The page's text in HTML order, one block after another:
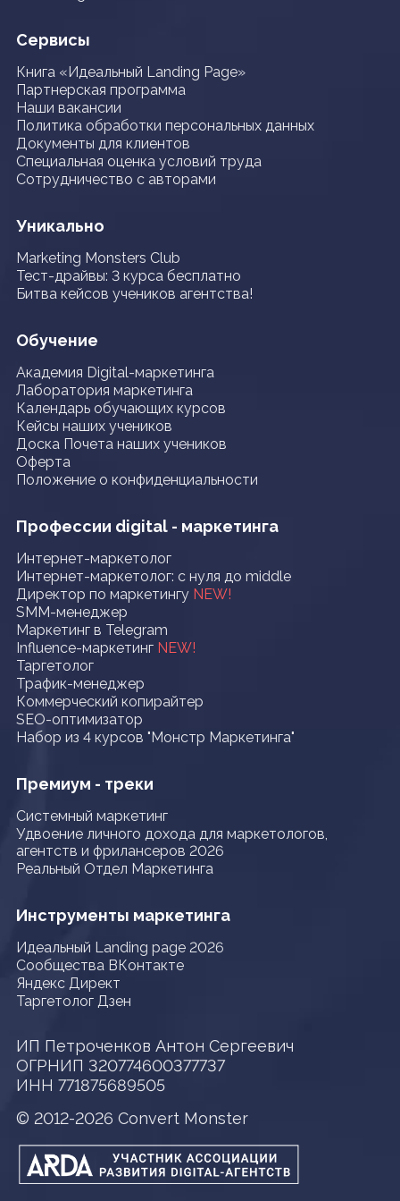
Сервисы
Книга «Идеальный Landing Page»
Партнерская программа
Наши вакансии
Политика обработки персональных данных
Документы для клиентов
Специальная оценка условий труда
Сотрудничество с авторами
Уникально
Marketing Monsters Club
Тест-драйвы: 3 курса бесплатно
Битва кейсов учеников агентства!
Обучение
Академия Digital-маркетинга
Лаборатория маркетинга
Календарь обучающих курсов
Кейсы наших учеников
Доска Почета наших учеников
Оферта
Положение о конфиденциальности
Профессии digital - маркетинга
Интернет-маркетолог
Интернет-маркетолог: с нуля до middle
Директор по маркетингу NEW!
SMM-менеджер
Маркетинг в Telegram
Influence-маркетинг NEW!
Таргетолог
Трафик-менеджер
Коммерческий копирайтер
SEO-оптимизатор
Набор из 4 курсов "Монстр Маркетинга"
Премиум - треки
Системный маркетинг
Удвоение личного дохода для маркетологов,
агентств и фрилансеров 2026
Реальный Отдел Маркетинга
Инструменты маркетинга
Идеальный Landing page 2026
Сообщества ВКонтакте
Яндекс Директ
Таргетолог Дзен
ИП Петроченков Антон Сергеевич
ОГРНИП 320774600377737
ИНН 771875689505
© 2012-2026 Convert Monster